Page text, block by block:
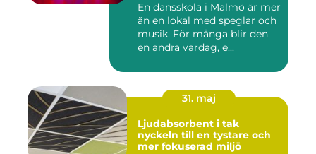
En dansskola i Malmö är mer
än en lokal med speglar och
musik. För många blir den
en andra vardag, e...
31. maj
Ljudabsorbent i tak
nyckeln till en tystare och
mer fokuserad miljö